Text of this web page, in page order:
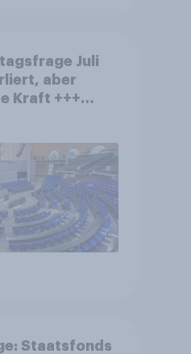
Juli
aber
Kraft +++
Staatsfonds